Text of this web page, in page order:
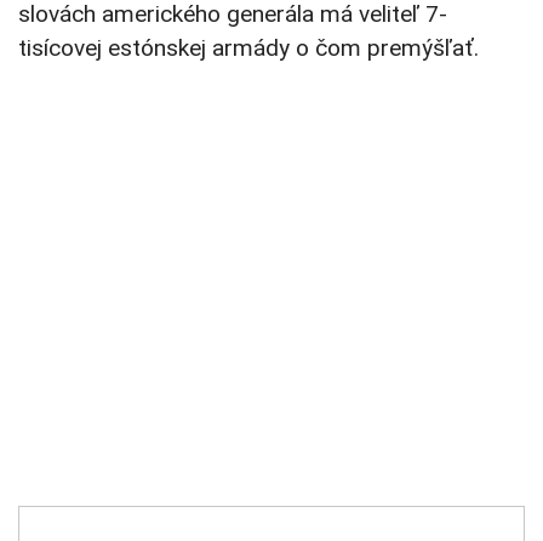
slovách amerického generála má veliteľ 7-
tisícovej estónskej armády o čom premýšľať.